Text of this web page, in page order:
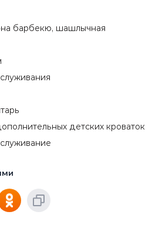
барбекю, шашлычная
детских кроваток